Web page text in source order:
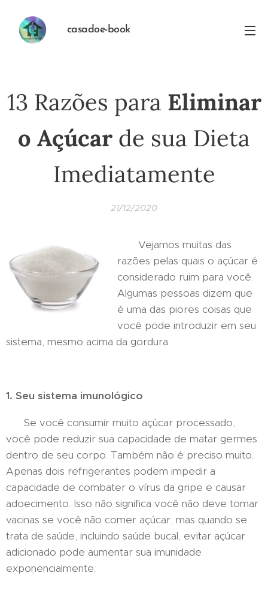
casadoe-book
13 Razões para Eliminar
o Açúcar de sua Dieta
Imediatamente
21/12/2020
Vejamos muitas das
razões pelas quais o açúcar é
considerado ruim para você.
Algumas pessoas dizem que
é uma das piores coisas que
você pode introduzir em seu
sistema, mesmo acima da gordura.
1. Seu sistema imunológico
Se você consumir muito açúcar processado,
você pode reduzir sua capacidade de matar germes
dentro de seu corpo. Também não é preciso muito.
Apenas dois refrigerantes podem impedir a
capacidade de combater o vírus da gripe e causar
adoecimento. Isso não significa você não deve tomar
vacinas se você não comer açúcar, mas quando se
trata de saúde, incluindo saúde bucal, evitar açúcar
adicionado pode aumentar sua imunidade
exponencialmente.